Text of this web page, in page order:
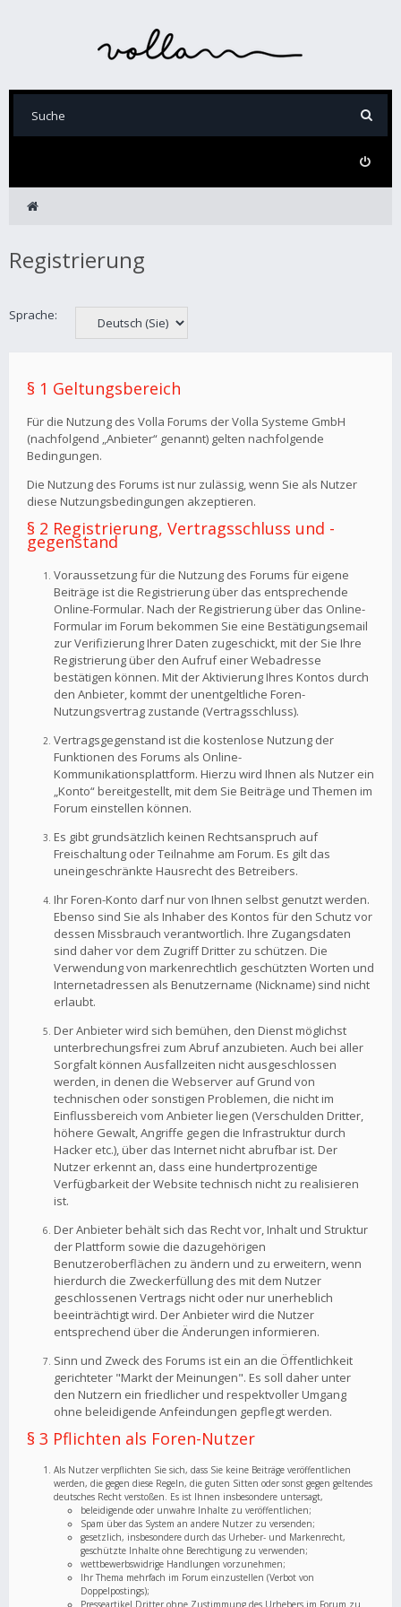
Registrierung
Sprache:
§ 1 Geltungsbereich
Für die Nutzung des Volla Forums der Volla Systeme GmbH
(nachfolgend „Anbieter“ genannt) gelten nachfolgende
Bedingungen.
Die Nutzung des Forums ist nur zulässig, wenn Sie als Nutzer
diese Nutzungsbedingungen akzeptieren.
§ 2 Registrierung, Vertragsschluss und -
gegenstand
Voraussetzung für die Nutzung des Forums für eigene
Beiträge ist die Registrierung über das entsprechende
Online-Formular. Nach der Registrierung über das Online-
Formular im Forum bekommen Sie eine Bestätigungsemail
zur Verifizierung Ihrer Daten zugeschickt, mit der Sie Ihre
Registrierung über den Aufruf einer Webadresse
bestätigen können. Mit der Aktivierung Ihres Kontos durch
den Anbieter, kommt der unentgeltliche Foren-
Nutzungsvertrag zustande (Vertragsschluss).
Vertragsgegenstand ist die kostenlose Nutzung der
Funktionen des Forums als Online-
Kommunikationsplattform. Hierzu wird Ihnen als Nutzer ein
„Konto“ bereitgestellt, mit dem Sie Beiträge und Themen im
Forum einstellen können.
Es gibt grundsätzlich keinen Rechtsanspruch auf
Freischaltung oder Teilnahme am Forum. Es gilt das
uneingeschränkte Hausrecht des Betreibers.
Ihr Foren-Konto darf nur von Ihnen selbst genutzt werden.
Ebenso sind Sie als Inhaber des Kontos für den Schutz vor
dessen Missbrauch verantwortlich. Ihre Zugangsdaten
sind daher vor dem Zugriff Dritter zu schützen. Die
Verwendung von markenrechtlich geschützten Worten und
Internetadressen als Benutzername (Nickname) sind nicht
erlaubt.
Der Anbieter wird sich bemühen, den Dienst möglichst
unterbrechungsfrei zum Abruf anzubieten. Auch bei aller
Sorgfalt können Ausfallzeiten nicht ausgeschlossen
werden, in denen die Webserver auf Grund von
technischen oder sonstigen Problemen, die nicht im
Einflussbereich vom Anbieter liegen (Verschulden Dritter,
höhere Gewalt, Angriffe gegen die Infrastruktur durch
Hacker etc.), über das Internet nicht abrufbar ist. Der
Nutzer erkennt an, dass eine hundertprozentige
Verfügbarkeit der Website technisch nicht zu realisieren
ist.
Der Anbieter behält sich das Recht vor, Inhalt und Struktur
der Plattform sowie die dazugehörigen
Benutzeroberflächen zu ändern und zu erweitern, wenn
hierdurch die Zweckerfüllung des mit dem Nutzer
geschlossenen Vertrags nicht oder nur unerheblich
beeinträchtigt wird. Der Anbieter wird die Nutzer
entsprechend über die Änderungen informieren.
Sinn und Zweck des Forums ist ein an die Öffentlichkeit
gerichteter "Markt der Meinungen". Es soll daher unter
den Nutzern ein friedlicher und respektvoller Umgang
ohne beleidigende Anfeindungen gepflegt werden.
§ 3 Pflichten als Foren-Nutzer
Als Nutzer verpflichten Sie sich, dass Sie keine Beiträge veröffentlichen
werden, die gegen diese Regeln, die guten Sitten oder sonst gegen geltendes
deutsches Recht verstoßen. Es ist Ihnen insbesondere untersagt,
beleidigende oder unwahre Inhalte zu veröffentlichen;
Spam über das System an andere Nutzer zu versenden;
gesetzlich, insbesondere durch das Urheber- und Markenrecht,
geschützte Inhalte ohne Berechtigung zu verwenden;
wettbewerbswidrige Handlungen vorzunehmen;
Ihr Thema mehrfach im Forum einzustellen (Verbot von
Doppelpostings);
Presseartikel Dritter ohne Zustimmung des Urhebers im Forum zu